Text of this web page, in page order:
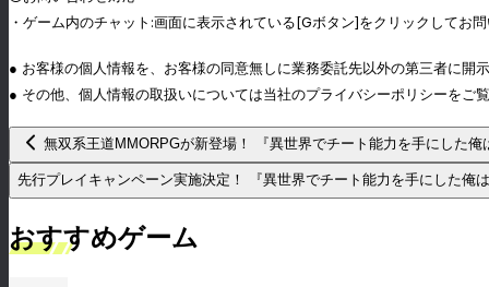
・ゲーム内のチャット:画面に表示されている[Gボタン]をクリックしてお
● お客様の個人情報を、お客様の同意無しに業務委託先以外の第三者に開
● その他、個人情報の取扱いについては当社のプライバシーポリシーをご覧
おすすめゲーム